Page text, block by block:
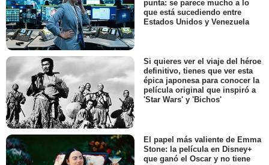
punta: se parece mucho a lo
que está sucediendo entre
Estados Unidos y Venezuela
Si quieres ver el viaje del héroe
definitivo, tienes que ver esta
épica japonesa para conocer la
película original que inspiró a
'Star Wars' y 'Bichos'
El papel más valiente de Emma
Stone: la película en Disney+
que ganó el Oscar y no tiene